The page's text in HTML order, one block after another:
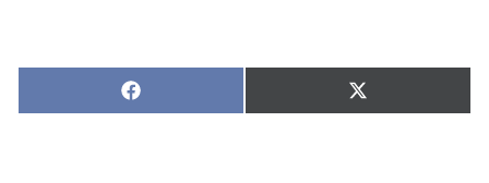
Хуваалцах:
Х
у
Түгээх:
Т
ү